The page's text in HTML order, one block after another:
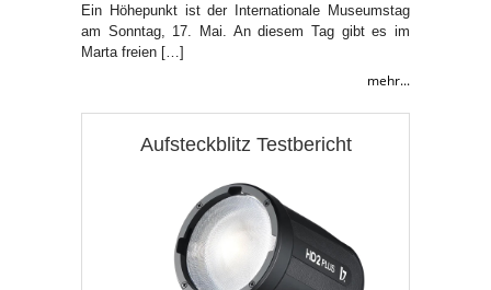
Ein Höhepunkt ist der Internationale Museumstag
am Sonntag, 17. Mai. An diesem Tag gibt es im
Marta freien […]
mehr...
Aufsteckblitz Testbericht